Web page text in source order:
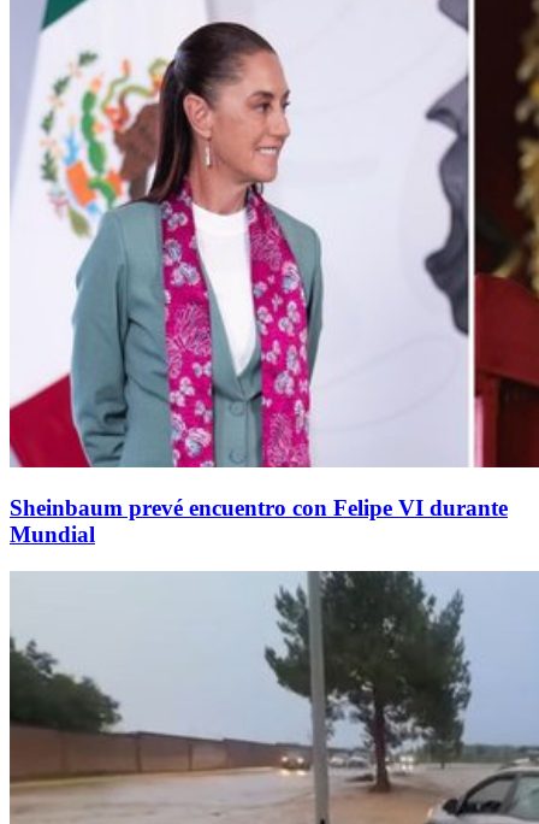
Sheinbaum prevé encuentro con Felipe VI durante
Mundial